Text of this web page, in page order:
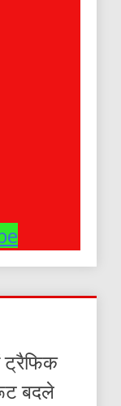
ट्रैफिक
बदले